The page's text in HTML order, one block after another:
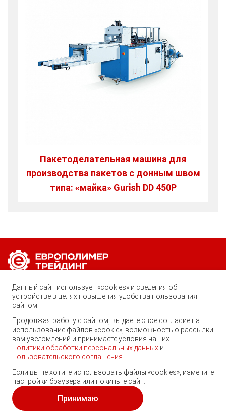
Георгий
Здравствуйте! Готов помочь
Вам. Напишите мне, если у
Вас появятся вопросы.
Пакетоделательная машина для
производства пакетов с донным швом
типа: «майка» Gurish DD 450P
Позвоните нам по любому вопросу:
8 (800) 222-40-61
Ростов-на-Дону, ул. Вавилова, 59
trade@ep-group.ru
© 2010-2024. Европолимер-Трейдинг.
Все права защищены.
Политика обработки персональных данных
Данный сайт использует «cookies» и сведения об
устройстве в целях повышения удобства пользования
сайтом.
Продолжая работу с сайтом, вы даете свое согласие на
использование файлов «cookie», возможностью рассылки
вам уведомлений и принимаете условия наших
Политики обработки персональных данных и
Пользовательского соглашения
Если вы не хотите использовать файлы «cookies», измените
настройки браузера или покиньте сайт.
Принимаю